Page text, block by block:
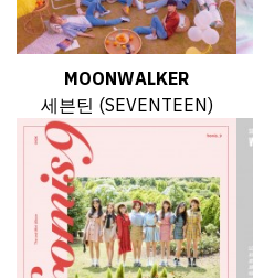
MOONWALKER
세븐틴 (SEVENTEEN)